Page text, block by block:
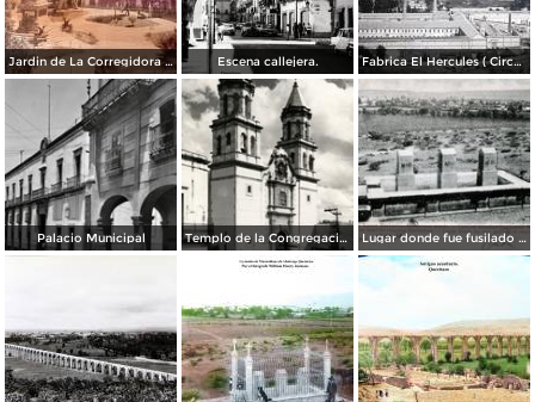
Jardin de La Corregidora ( Circulada el 3 de Noviembre de 1957 ). Escena callejera. Fabrica El Hercules ( Circulada el 22 de Junio de 1926 ).
Palacio Municipal Templo de la Congregación Lugar donde fue fusilado el emperador Maximiliano